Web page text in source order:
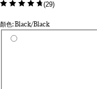
(29)
顏色: Black/Black
Select a colour